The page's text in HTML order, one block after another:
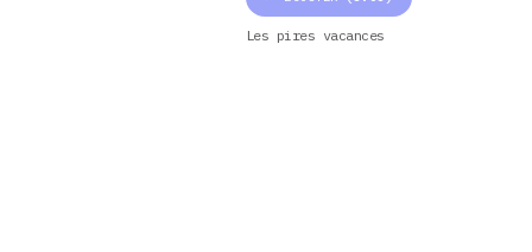
Les pires vacances